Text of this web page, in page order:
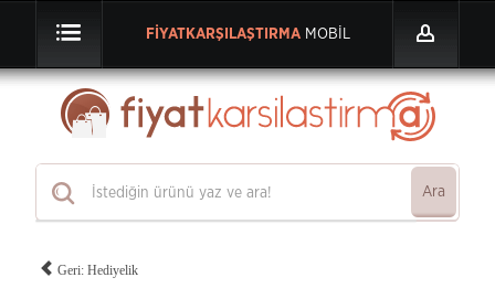
FİYATKARŞILAŞTIRMAMOBİL
Ara
Geri: Hediyelik